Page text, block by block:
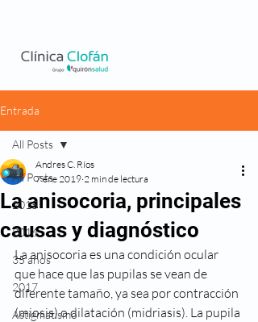
Entrada
All Posts
2015
2016
35 años
2017
Astigmatismo
All Posts
La anisocoria, principales
causas y diagnóstico
Andres C. Ríos
7 ene 2019 2 min de lectura
La anisocoria es una condición ocular
que hace que las pupilas se vean de
diferente tamaño, ya sea por contracción
(miosis) o dilatación (midriasis). La pupila